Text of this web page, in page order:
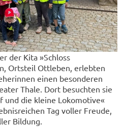
der Kita »Schloss
Ortsteil Ottleben, erlebten
einen besonderen
Thale. Dort besuchten sie
und die kleine Lokomotive«
Tag voller Freude,
Bildung.